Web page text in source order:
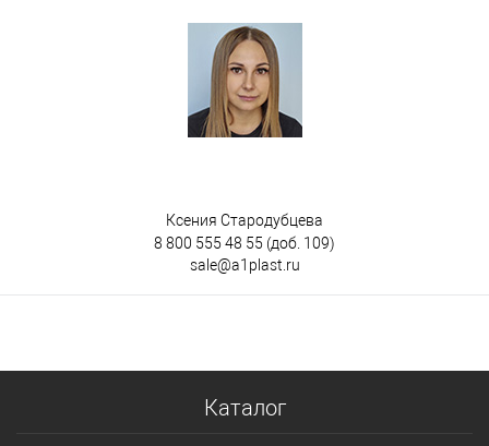
Ксения Стародубцева
8 800 555 48 55 (доб. 109)
sale@a1plast.ru
Каталог